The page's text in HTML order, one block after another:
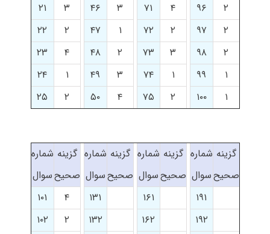
۲
۹۶ ۴ ۷۱ ۳ ۴۶ ۳
۲۱
۲
۹۷ ۲ ۷۲ ۱ ۴۷ ۲
۲۲
۲
۹۸ ۳ ۷۳ ۲ ۴۸ ۴
۲۳
۱
۹۹ ۱ ۷۴ ۳ ۴۹ ۱
۲۴
۱
۱۰۰ ۲ ۷۵ ۴ ۵۰ ۲ ۲۵
گزینه
صحیح
شماره
سوال
گزینه
صحیح
شماره
سوال
گزینه
صحیح
شماره
سوال
گزینه
صحیح
شماره
سوال
۱۹۱
۱۶۱ ۱۳۱ ۴
۱۰۱
۱۹۲
۱۶۲ ۱۳۲ ۲
۱۰۲